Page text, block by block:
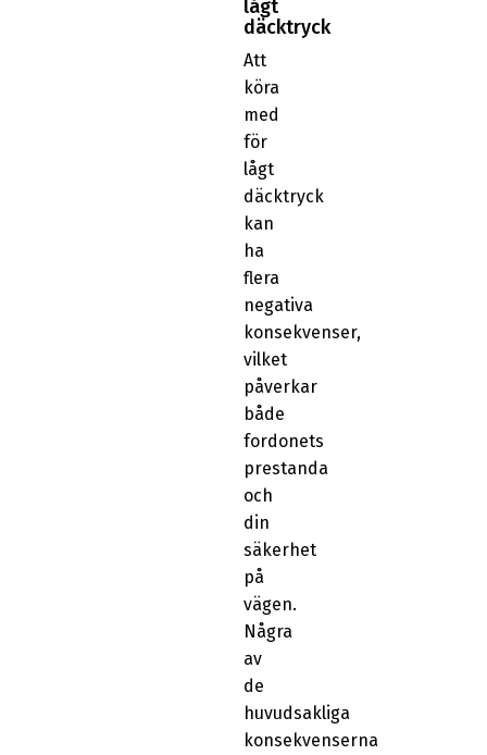
lågt
däcktryck
Att
köra
med
för
lågt
däcktryck
kan
ha
flera
negativa
konsekvenser,
vilket
påverkar
både
fordonets
prestanda
och
din
säkerhet
på
vägen.
Några
av
de
huvudsakliga
konsekvenserna